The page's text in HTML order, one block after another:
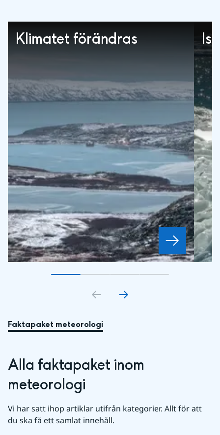
Klimatet förändras Is
Gå till bildkort1
Gå till bildkort2
Gå till bildkort3
Gå till bildkort
Faktapaket meteorologi
Alla faktapaket inom
meteorologi
Vi har satt ihop artiklar utifrån kategorier. Allt för att
du ska få ett samlat innehåll.